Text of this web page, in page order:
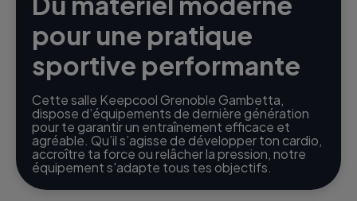
pour une pratique
sportive performante
Cette salle Keepcool Grenoble Gambetta,
dispose d’équipements de dernière génération
pour te garantir un entraînement efficace et
agréable. Qu’il s’agisse de développer ton cardio,
accroître ta force ou relâcher la pression, notre
équipement s'adapte tous tes objectifs.